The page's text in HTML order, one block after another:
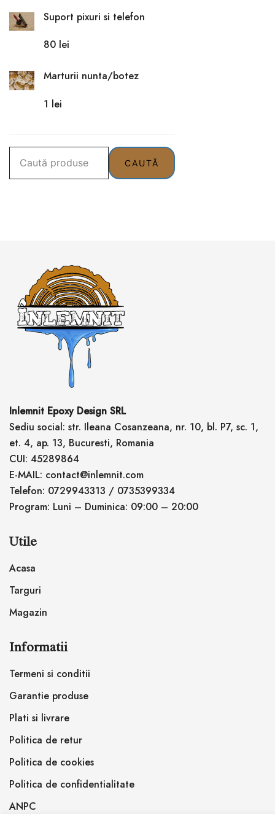
Suport pixuri si telefon
80 lei
Marturii nunta/botez
1 lei
după:
CAUTĂ
Inlemnit Epoxy Design SRL
Sediu social: str. Ileana Cosanzeana, nr. 10, bl. P7, sc. 1,
et. 4, ap. 13, Bucuresti, Romania
CUI: 45289864
E-MAIL: contact@inlemnit.com
Telefon: 0729943313 / 0735399334
Program: Luni – Duminica: 09:00 – 20:00
Utile
Acasa
Targuri
Magazin
Informatii
Termeni si conditii
Garantie produse
Plati si livrare
Politica de retur
Politica de cookies
Politica de confidentialitate
ANPC